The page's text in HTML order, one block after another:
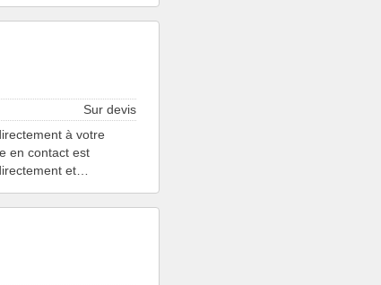
Sur devis
à votre
en contact est
et…